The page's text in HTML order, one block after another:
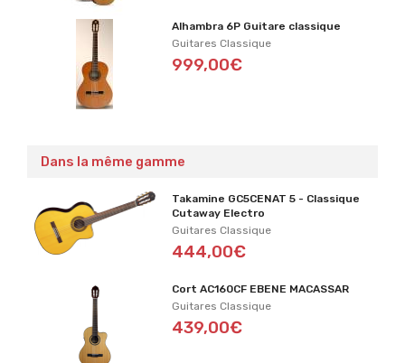
Alhambra 6P Guitare classique
Guitares Classique
999,00€
Dans la même gamme
Takamine GC5CENAT 5 - Classique
Cutaway Electro
Guitares Classique
444,00€
Cort AC160CF EBENE MACASSAR
Guitares Classique
439,00€